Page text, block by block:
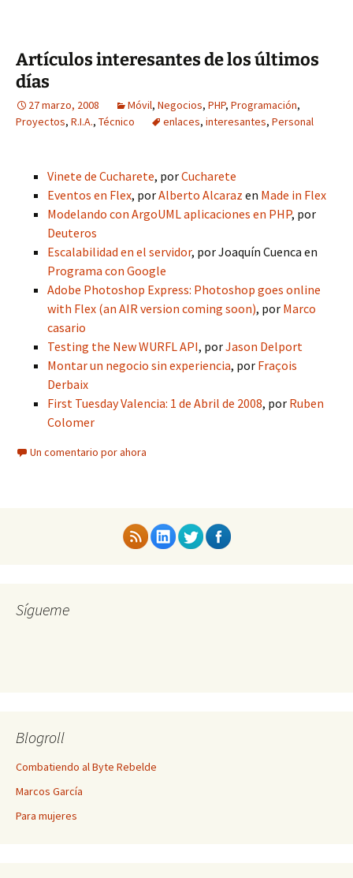
Artículos interesantes de los últimos
días
27 marzo, 2008 Móvil, Negocios, PHP, Programación,
Proyectos, R.I.A., Técnico enlaces, interesantes, Personal
Vinete de Cucharete, porCucharete
Eventos en Flex, porAlberto Alcaraz en Made in Flex
Modelando con ArgoUML aplicaciones en PHP, por
Deuteros
Escalabilidad en el servidor, por Joaquín Cuenca en
Programa con Google
Adobe Photoshop Express: Photoshop goes online
with Flex (an AIR version coming soon), por Marco
casario
Testing the New WURFL API, porJason Delport
Montar un negocio sin experiencia, por Fraçois
Derbaix
First Tuesday Valencia: 1 de Abril de 2008, por Ruben
Colomer
Un comentario por ahora
Sígueme
Blogroll
Combatiendo al Byte Rebelde
Marcos García
Para mujeres